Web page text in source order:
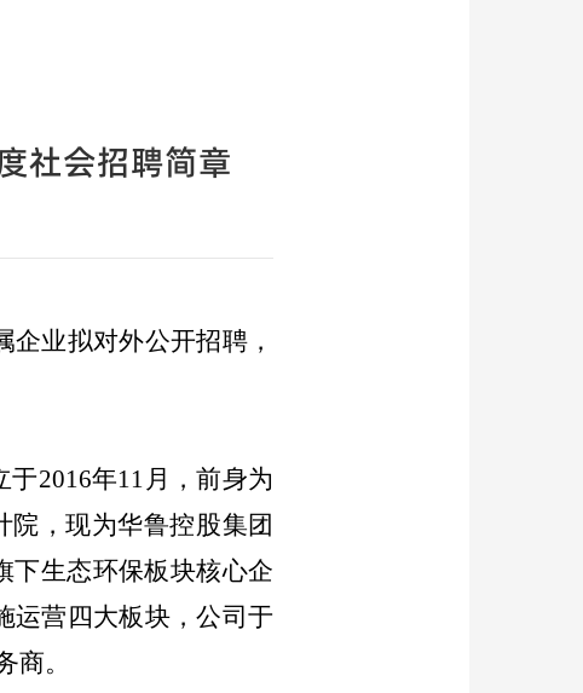
社会招聘简章
企业拟对外公开招聘，
于2016年11 月，前身为
院，现为华鲁控股集团
下生态环保板块核心企
运营四大板块，公司于
商。